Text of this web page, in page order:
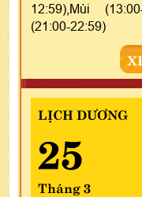
12:59),Mùi
(21:00-22:59)
LỊCH DƯƠNG
25
Tháng 3